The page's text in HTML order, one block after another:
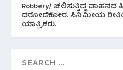
Robbery/ ಚಲಿಸುತ್ತಿದ್ದ
ದರೋಡೆಕೋರ. ಸಿನಿಮೀಯ
ಯಾತ್ರಿಕರು.